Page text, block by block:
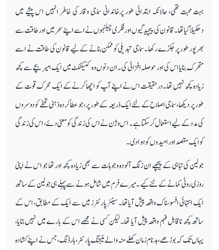
بہت محبت تھی، حالانکہ ابتدائی طور پرخاندانی سماجی وقار کی خاطر انہیں اس پیشے میں
دھکیلاگیا تھا۔ قانون کی پیچیدگیوں اور فکری چیلنجوں نے اسے اپنے سحر میں اور طاقت سے
بھرپور طور پرجکڑے رکھا۔ سماجی تبدیلی کو ممکن بنانے کے لیے قانون کی طاقت نے اسے
متحرک بنایا اس کی اور حوصلہ افزائی کی۔ ان دنوں وہ کنیکٹکٹ میں ایک امیر بچے سے کچھ
زیادہ کچھ نہیں تھا۔ درحقیقت اس نے اپنے آپ کو اچھا کرنے کے ایک محرک قوت کے
طور پر دیکھا، سماجی اصلاح کے لئے ایک ذریعہ کے طور پر، جو عطا کردہ ذہنی تحفے کو دوسروں
کی مدد کے لیے استعمال کر سکتا ہے۔ اس وژن نے اس کی زندگی کو معنی دئے، اس کی زندگی
کو ایک مقصد اور امیدوں کو ہوا دی۔
جولین کی تباہی کے پیچھے ان زنگ آلودہ وجوہات سے بھی زیادہ کچھ اور تھا جو اس نے اپنی
روزی روٹی کمانے کے لئے کیے ۔ میرے فرم میں شامل ہونے سے پہلے ہی جولین کے ساتھ
ایک انتہائی افسوسناک واقعہ پیش آیاتھا۔ سینئر پارٹنرز میں سے ایک کے مطابق، اس کے
ساتھ کچھ ناقابل فہم واقعہ پیش آیا تھا۔ لیکن کسی نے مجھے اس کے بارے میں نہیں بتایا،
یہاں تک کہ بوڑھے، بدنام زمان کھلے منہ والے منیجنگ پارٹنر، ہارڈنگ ، جس نے اپنے کشادہ